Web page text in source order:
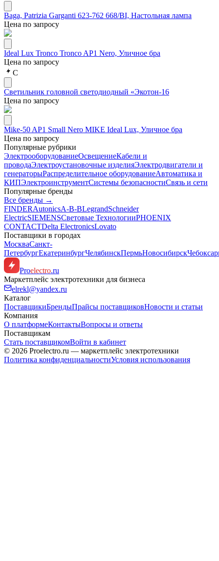
Baga, Patrizia Garganti 623-762 668/BI, Настольная лампа
Цена по запросу
Ideal Lux Tronco Tronco AP1 Nero, Уличное бра
Цена по запросу
С
Светильник головной светодиодный «Экотон-16
Цена по запросу
Mike-50 AP1 Small Nero MIKE Ideal Lux, Уличное бра
Цена по запросу
Популярные рубрики
ЭлектрооборудованиеОсвещениеКабели и
проводаЭлектроустановочные изделияЭлектродвигатели и
генераторыРаспределительное оборудованиеАвтоматика и
КИПЭлектроинструментСистемы безопасностиСвязь и сети
Популярные бренды
Все бренды →
FINDERAutonicsA-B-BLegrandSchneider
ElectricSIEMENSСветовые ТехнологииPHOENIX
CONTACTDelta ElectronicsLovato
Поставщики в городах
МоскваСанкт-
ПетербургЕкатеринбургЧелябинскПермьНовосибирск
Proelectro.ru
Маркетплейс электротехники для бизнеса
elrekl@yandex.ru
Каталог
ПоставщикиБрендыПрайсы поставщиковНовости и статьи
Компания
О платформеКонтактыВопросы и ответы
Поставщикам
Стать поставщикомВойти в кабинет
© 2026 Proelectro.ru — маркетплейс электротехники
Политика конфиденциальностиУсловия использования